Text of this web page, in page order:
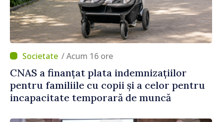
/ Acum 16 ore
CNAS a finanțat plata indemnizațiilor
pentru familiile cu copii și a celor pentru
incapacitate temporară de muncă